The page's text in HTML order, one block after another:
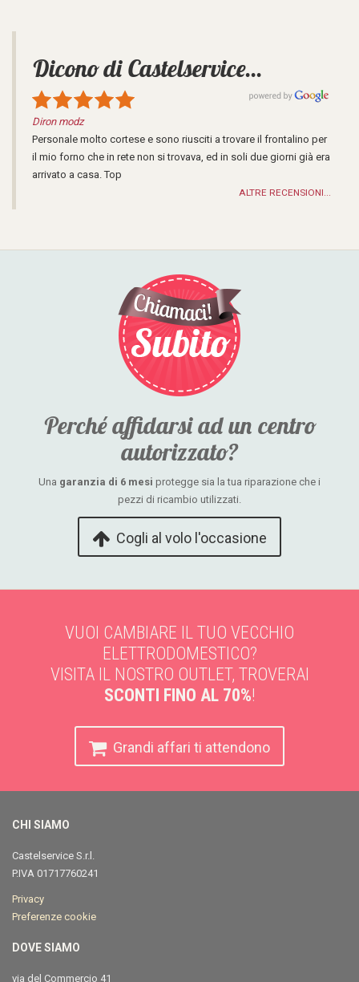
Dicono diCastelservice...
Diron modz
Personale molto cortese e sono riusciti a trovare il frontalino per
il mio forno che in rete non si trovava, ed in soli due giorni già era
arrivato a casa. Top
ALTRE RECENSIONI...
Perché affidarsi ad un centro
autorizzato?
Una garanzia di 6 mesi protegge sia la tua riparazione che i
pezzi di ricambio utilizzati.
Cogli al volo l'occasione
VUOI CAMBIARE IL TUO VECCHIO
ELETTRODOMESTICO?
VISITA IL NOSTRO OUTLET, TROVERAI
SCONTI FINO AL 70%!
Grandi affari ti attendono
CHI SIAMO
Castelservice S.r.l.
P.IVA 01717760241
Privacy
Preferenze cookie
DOVE SIAMO
via del Commercio 41